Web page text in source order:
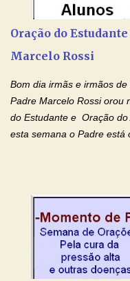
Tocai, Cura! E Restaura!
gerações, através de
genealógica. Que o
Oração do
Marcelo Rossi
Bom dia irmãs e irmãos
Padre Marcelo Rossi orou
do Estudante e Oração
esta semana o Padre está
intelectualmente e
amor Ágape de Jesus e
Fique com a paz de
Fé Oração do Estudante I
inteligente. Prova isto é o